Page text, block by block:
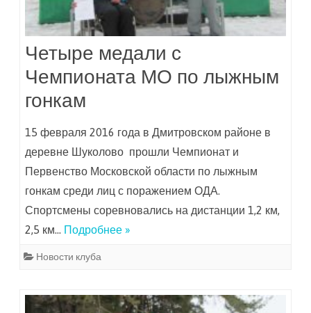
Четыре медали с
Чемпионата МО по лыжным
гонкам
15 февраля 2016 года в Дмитровском районе в
деревне Шуколово прошли Чемпионат и
Первенство Московской области по лыжным
гонкам среди лиц с поражением ОДА.
Спортсмены соревновались на дистанции 1,2 км,
2,5 км… Подробнее »
Новости клуба